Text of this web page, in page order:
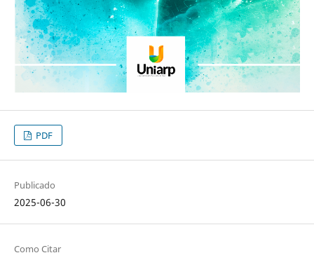
PDF
Publicado
2025-06-30
Como Citar